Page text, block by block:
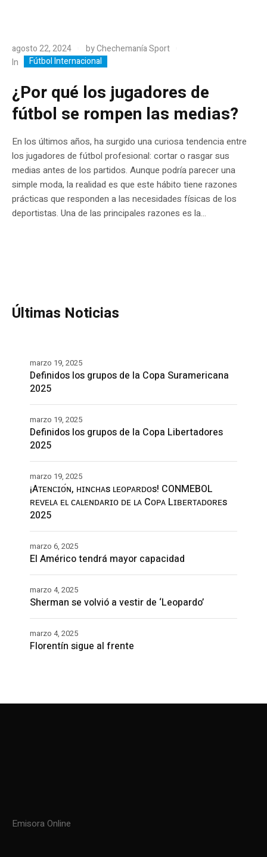
agosto 22, 2024 byChechemanía Sport
In
Fútbol Internacional
¿Por qué los jugadores de
fútbol se rompen las medias?
En los últimos años, ha surgido una curiosa tendencia entre
los jugadores de fútbol profesional: cortar o rasgar sus
medias antes de los partidos. Aunque podría parecer una
simple moda, la realidad es que este hábito tiene razones
prácticas que responden a las necesidades físicas de los
deportistas. Una de las principales razones es la...
Últimas Noticias
Definidos los grupos de la Copa Suramericana
2025
marzo 19, 2025
Definidos los grupos de la Copa Libertadores
2025
marzo 19, 2025
¡Aᴛᴇɴᴄɪᴏ́ɴ, ʜɪɴᴄʜᴀs ʟᴇᴏᴘᴀʀᴅᴏs! CONMEBOL
ʀᴇᴠᴇʟᴀ ᴇʟ ᴄᴀʟᴇɴᴅᴀʀɪᴏ ᴅᴇ ʟᴀ Cᴏᴘᴀ Lɪʙᴇʀᴛᴀᴅᴏʀᴇs
2025
marzo 19, 2025
El Américo tendrá mayor capacidad
marzo 6, 2025
Sherman se volvió a vestir de ‘Leopardo’
marzo 4, 2025
Florentín sigue al frente
marzo 4, 2025
Emisora Online